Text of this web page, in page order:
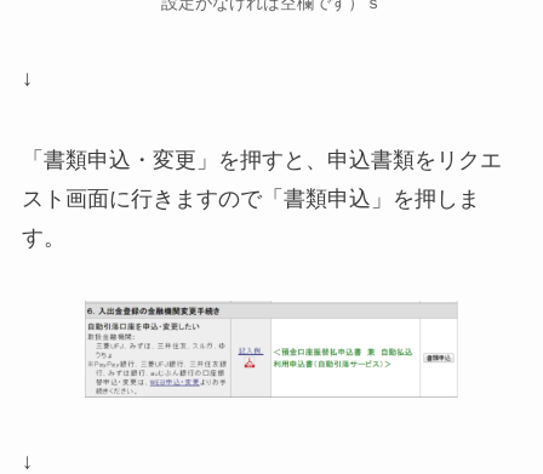
↓
「書類申込・変更」を押すと、申込書類をリクエ
スト画面に行きますので「書類申込」を押しま
す。
↓